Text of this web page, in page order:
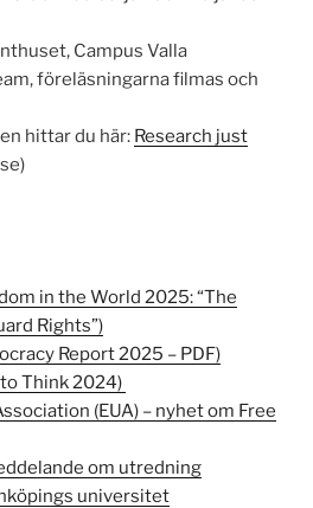
Campus Valla
föreläsningarna filmas och
hittar du här: Research just
in the World 2025: “The
Rights”)
Report 2025 – PDF)
Think 2024)
(EUA) – nyhet om Free
om utredning
universitet